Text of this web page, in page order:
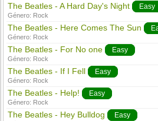
The Beatles - A Hard Day's Night Easy
Género: Rock
The Beatles - Here Comes The Sun
Género: Rock
The Beatles - For No one Easy
Género: Rock
The Beatles - If I Fell Easy
Género: Rock
The Beatles - Help! Easy
Género: Rock
The Beatles - Hey Bulldog Easy